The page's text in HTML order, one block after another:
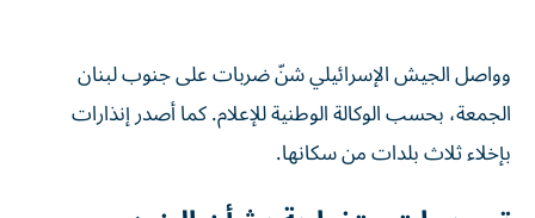
وواصل الجيش الإسرائيلي شنّ ضربات على جنوب لبنان
الجمعة، بحسب الوكالة الوطنية للإعلام. كما أصدر إنذارات
بإخلاء ثلاث بلدات من سكانها.